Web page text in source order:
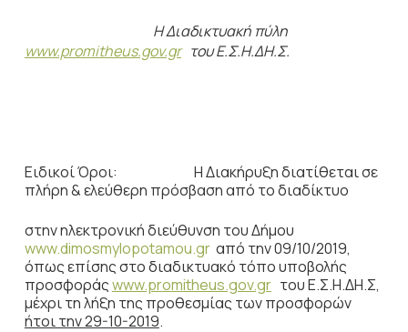
Η Διαδικτυακή πύλη
www.promitheus.gov.grτου Ε.Σ.Η.ΔΗ.Σ.
Ειδικοί Όροι: Η Διακήρυξη διατίθεται σε
πλήρη & ελεύθερη πρόσβαση από το διαδίκτυο
στην ηλεκτρονική διεύθυνση του Δήμου
www.dimosmylopotamou.grαπό την 09/10/2019,
όπως επίσης στο διαδικτυακό τόπο υποβολής
προσφοράςwww.promitheus.gov.grτου Ε.Σ.Η.ΔΗ.Σ,
μέχρι τη λήξη της προθεσμίας των προσφορών
ήτοι την 29-10-2019.